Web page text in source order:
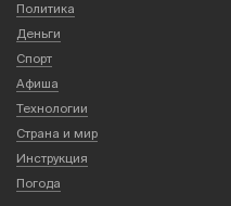
Политика
Деньги
Спорт
Афиша
Технологии
Страна и мир
Инструкция
Погода